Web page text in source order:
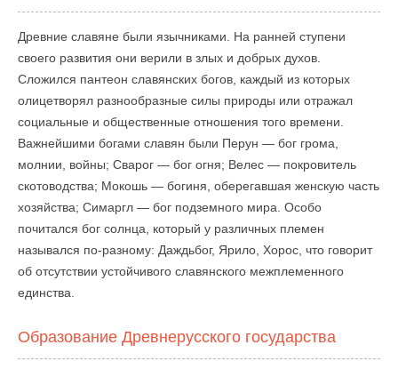
Древние славяне были язычниками. На ранней ступени
своего развития они верили в злых и добрых духов.
Сложился пантеон славянских богов, каждый из которых
олицетворял разнообразные силы природы или отражал
социальные и общественные отношения того времени.
Важнейшими богами славян были Перун — бог грома,
молнии, войны; Сварог — бог огня; Велес — покровитель
скотоводства; Мокошь — богиня, оберегавшая женскую часть
хозяйства; Симаргл — бог подземного мира. Особо
почитался бог солнца, который у различных племен
назывался по-разному: Даждьбог, Ярило, Хорос, что говорит
об отсутствии устойчивого славянского межплеменного
единства.
Образование Древнерусского государства